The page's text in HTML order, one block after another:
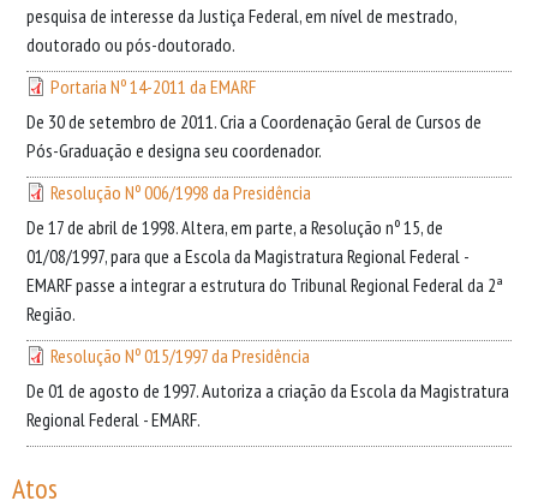
pesquisa de interesse da Justiça Federal, em nível de mestrado,
doutorado ou pós-doutorado.
Portaria Nº 14-2011 da EMARF
De 30 de setembro de 2011. Cria a Coordenação Geral de Cursos de
Pós-Graduação e designa seu coordenador.
Resolução Nº 006/1998 da Presidência
De 17 de abril de 1998. Altera, em parte, a Resolução nº 15, de
01/08/1997, para que a Escola da Magistratura Regional Federal -
EMARF passe a integrar a estrutura do Tribunal Regional Federal da 2ª
Região.
Resolução Nº 015/1997 da Presidência
De 01 de agosto de 1997. Autoriza a criação da Escola da Magistratura
Regional Federal - EMARF.
Atos